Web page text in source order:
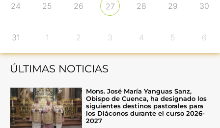
24 25 26 27 28 29 30
31 1 2 3 4 5 6
ÚLTIMAS NOTICIAS
Mons. José María Yanguas Sanz,
Obispo de Cuenca, ha designado los
siguientes destinos pastorales para
los Diáconos durante el curso 2026-
2027